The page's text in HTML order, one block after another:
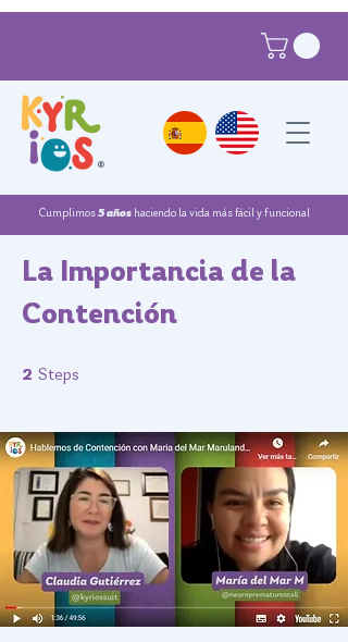
Cumplimos5 añoshaciendo la vida más fácil y funcional
®
La Importancia de la
Contención
2 Steps